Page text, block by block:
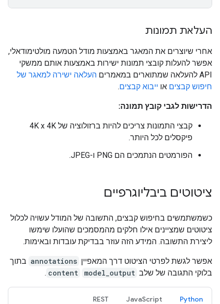
העלאת תמונות
אחרי שיוצרים את המאגר באמצעות מודל הטמעה מולטימודאלי,
אפשר להעלות קובצי תמונות ישירות באמצעות אותם ממשקי
API להעלאה שמתוארים במאמרים
העלאה ישירה למאגר של
חיפוש קבצים או ייבוא קבצים.
הדרישות לגבי קובץ תמונה:
קבצי התמונות צריכים להיות ברזולוציה של 4K x 4K
פיקסלים לכל היותר.
הפורמטים הנתמכים הם PNG ו-JPEG.
ציטוטים ביבליוגרפיים
כשמשתמשים בחיפוש קבצים, התשובה של המודל עשויה לכלול
ציטוטים שמציינים אילו חלקים מהמסמכים שהועלו שימשו
ליצירת התשובה. המידע הזה עוזר בבדיקת עובדות ובאימות.
אפשר לגשת לפרטי הציטוט דרך המאפיין annotations בתוך
בלוקי התגובה של שלב model_output
content
.
Python
JavaScript
REST